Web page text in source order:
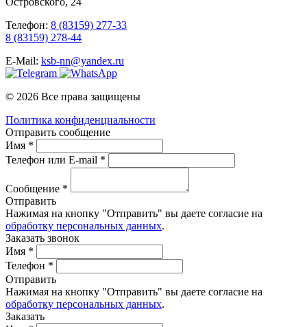
Телефон: 8 (83159) 277-33
8 (83159) 278-44
E-Mail: ksb-nn@yandex.ru
© 2026 Все права защищены
Политика конфиденциальности
Отправить сообщение
Имя *
Телефон или E-mail *
Сообщение *
Отправить
Нажимая на кнопку "Отправить" вы даете согласие на
обработку персональных данных.
Заказать звонок
Имя *
Телефон *
Отправить
Нажимая на кнопку "Отправить" вы даете согласие на
обработку персональных данных.
Заказать